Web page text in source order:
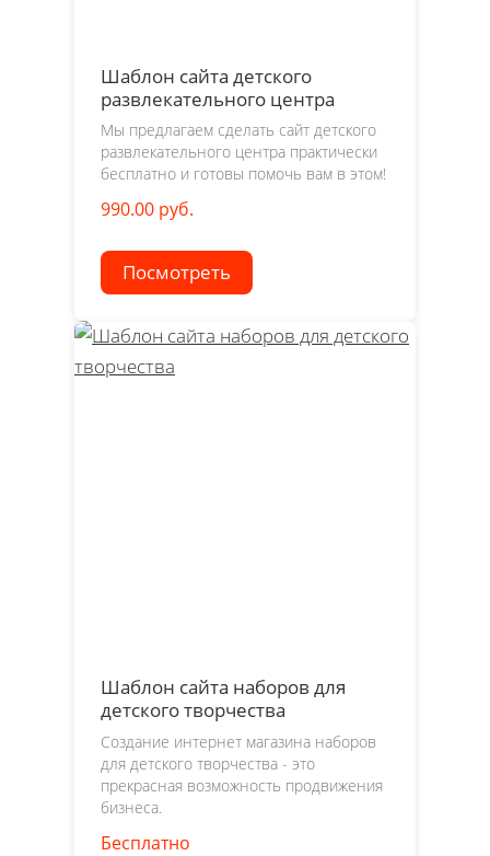
Шаблон сайта детского
развлекательного центра
Мы предлагаем сделать сайт детского
развлекательного центра практически
бесплатно и готовы помочь вам в этом!
990.00 руб.
Посмотреть
Шаблон сайта наборов для
детского творчества
Создание интернет магазина наборов
для детского творчества - это
прекрасная возможность продвижения
бизнеса.
Бесплатно